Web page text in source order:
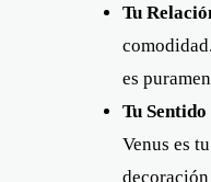
Tu
es
Tu
Venus es